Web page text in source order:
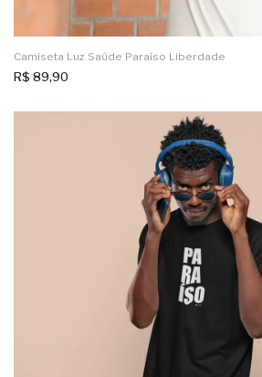
Camiseta Luz Saúde Paraíso Liberdade
R$ 89,90